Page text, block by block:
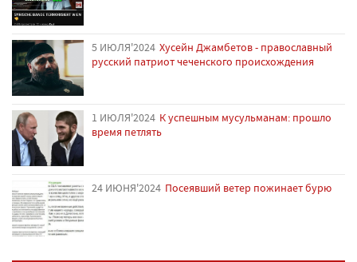
5 ИЮЛЯ'2024 Хусейн Джамбетов - православный
русский патриот чеченского происхождения
1 ИЮЛЯ'2024 К успешным мусульманам: прошло
время петлять
24 ИЮНЯ'2024 Посеявший ветер пожинает бурю